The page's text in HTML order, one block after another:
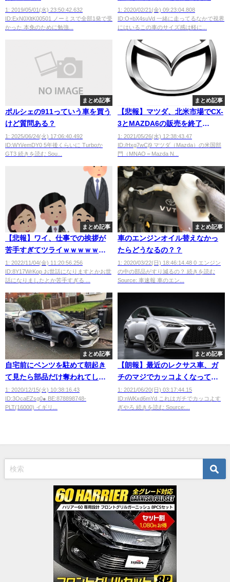
1: 2019/05/01(水) 23:50:42.632
ID:ExN0XltK00501 ノーミスで全部1発で受
かった 本免のために勉強...
とある人来て下さい
1: 2020/02/21(金) 09:23:04.808
ID:O+bX4suVd 一緒に走ってるなかで視界
にはいるこの車のサイズ感は軽に...
まとめ記事
ポルシェの911っていう車を買う
けど質問ある？
1: 2025/06/24(火) 17:06:40.492
ID:WYi/emDY0 5年後くらいに Turboか
GT3 続きを読む Sou...
まとめ記事
【悲報】マツダ、北米市場でCX-
3とMAZDA6の販売を終了
wwwwwww 次はどうなる？
1: 2021/05/26(水) 12:38:43.47
ID:/Hxg7wCj9 マツダ（Mazda）の米国部
門（MNAO＝Mazda N...
まとめ記事
【悲報】ワイ、仕事での挨拶が
苦手すぎてツライｗｗｗｗｗｗ
ｗ
1: 2022/11/04(金) 11:20:56.256
ID:8Y17WrKop お世話になりますとかお世
話になりましたとか苦手すぎる ...
まとめ記事
車のエンジンオイル替えなかっ
たらどうなるの？？
1: 2020/03/22(日) 18:46:14.48 0 エンジン
の中の部品がすり減るの？ 続きを読む
Source: 車速報 車のエン...
まとめ記事
自宅前にベンツを駐めて朝起き
て見たら部品だけ奪われてしま
うｗｗｗｗｗ
1: 2020/12/15(火) 10:38:16.43
ID:3OcaEZsg0● BE:878898748-
PLT(16000) イギリ...
まとめ記事
【朗報】最近のレクサス車、ガ
チのマジでカッコよくなってし
まうwwwwwwwww
1: 2021/06/20(日) 03:17:44.15
ID:nWKxd6mYd これはガチでカッコよす
ぎやろ 続きを読む Source:...